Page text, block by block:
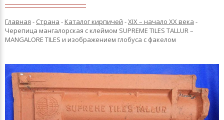
Главная - Страна - Каталог кирпичей -XIX – начало XX века -
Черепица мангалорская с клеймом SUPREME TILES TALLUR –
MANGALORE TILES и изображением глобуса с факелом